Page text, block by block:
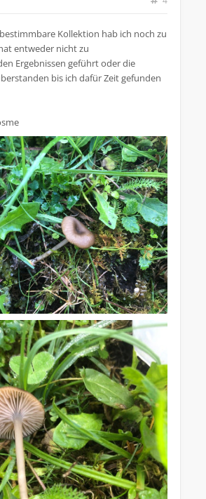
Kollektion hab ich noch zu
entweder nicht zu
Ergebnissen geführt oder die
bis ich dafür Zeit gefunden